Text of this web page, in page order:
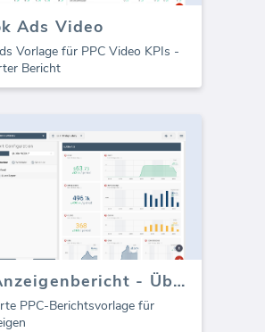
Ads Video
Vorlage für PPC Video KPIs -
Bericht
Tiktok Anzeigenbericht - Überblick
PPC-Berichtsvorlage für